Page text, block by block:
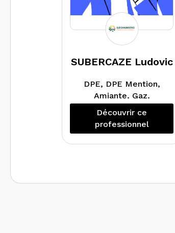
SUBERCAZE Ludovic
DPE, DPE Mention,
Amiante, Gaz,
Electricité, Plomb,
Termites
Découvrir ce
professionnel